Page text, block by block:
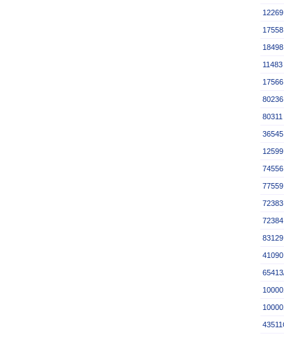
12269
17558
18498
11483
17566
80236
80311
36545
12599
74556
77559
72383
72384
83129
41090